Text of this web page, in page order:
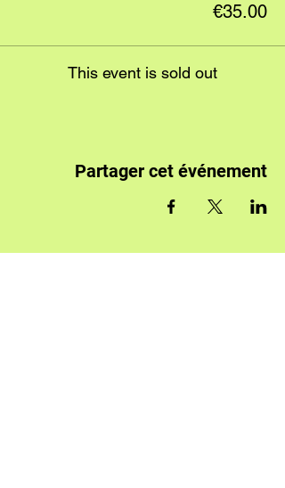
€35.00
This event is sold out
Partager cet événement